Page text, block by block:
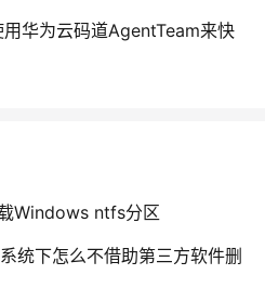
华为云码道AgentTeam来快
Windows ntfs分区
统下怎么不借助第三方软件删